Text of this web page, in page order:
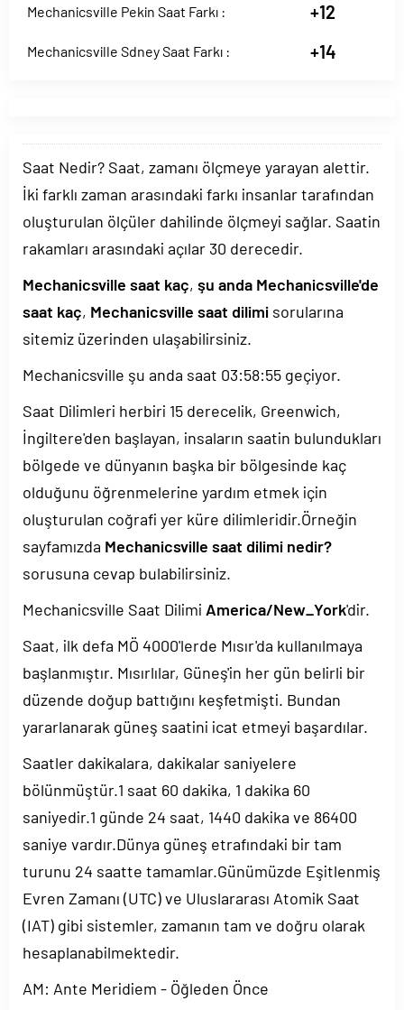
Mechanicsville Pekin Saat Farkı : +12
Mechanicsville Sdney Saat Farkı : +14
Saat Nedir? Saat, zamanı ölçmeye yarayan alettir.
İki farklı zaman arasındaki farkı insanlar tarafından
oluşturulan ölçüler dahilinde ölçmeyi sağlar. Saatin
rakamları arasındaki açılar 30 derecedir.
Mechanicsville saat kaç, şu anda Mechanicsville'de
saat kaç, Mechanicsville saat dilimi sorularına
sitemiz üzerinden ulaşabilirsiniz.
Mechanicsville şu anda saat 03:58:55 geçiyor.
Saat Dilimleri herbiri 15 derecelik, Greenwich,
İngiltere'den başlayan, insaların saatin bulundukları
bölgede ve dünyanın başka bir bölgesinde kaç
olduğunu öğrenmelerine yardım etmek için
oluşturulan coğrafi yer küre dilimleridir.Örneğin
sayfamızda Mechanicsville saat dilimi nedir?
sorusuna cevap bulabilirsiniz.
Mechanicsville Saat Dilimi America/New_York'dir.
Saat, ilk defa MÖ 4000'lerde Mısır'da kullanılmaya
başlanmıştır. Mısırlılar, Güneş'in her gün belirli bir
düzende doğup battığını keşfetmişti. Bundan
yararlanarak güneş saatini icat etmeyi başardılar.
Saatler dakikalara, dakikalar saniyelere
bölünmüştür.1 saat 60 dakika, 1 dakika 60
saniyedir.1 günde 24 saat, 1440 dakika ve 86400
saniye vardır.Dünya güneş etrafındaki bir tam
turunu 24 saatte tamamlar.Günümüzde Eşitlenmiş
Evren Zamanı (UTC) ve Uluslararası Atomik Saat
(IAT) gibi sistemler, zamanın tam ve doğru olarak
hesaplanabilmektedir.
AM: Ante Meridiem - Öğleden Önce